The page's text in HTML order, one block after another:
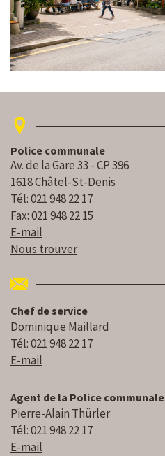
Police communale
Av. de la Gare 33 - CP 396
1618 Châtel-St-Denis
Tél: 021 948 22 17
Fax: 021 948 22 15
E-mail
Nous trouver
Chef de service
Dominique Maillard
Tél: 021 948 22 17
E-mail
Agent de la Police communale
Pierre-Alain Thürler
Tél: 021 948 22 17
E-mail